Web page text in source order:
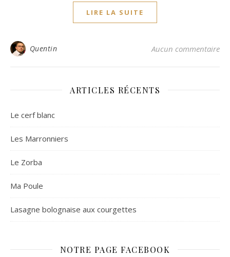
LIRE LA SUITE
Quentin Aucun commentaire
ARTICLES RÉCENTS
Le cerf blanc
Les Marronniers
Le Zorba
Ma Poule
Lasagne bolognaise aux courgettes
NOTRE PAGE FACEBOOK